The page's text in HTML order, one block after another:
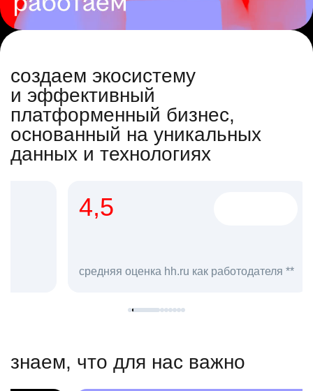
создаем экосистему
и эффективный
платформенный бизнес,
основанный на уникальных
данных и технологиях
средняя оценка hh.ru как работодателя **
в hh.ru
знаем, что для нас важно